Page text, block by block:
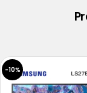
-10%